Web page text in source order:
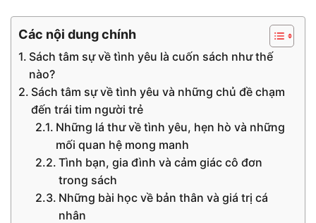
Các nội dung chính
Sách tâm sự về tình yêu là cuốn sách như thế
nào?
Sách tâm sự về tình yêu và những chủ đề chạm
đến trái tim người trẻ
Những lá thư về tình yêu, hẹn hò và những
mối quan hệ mong manh
Tình bạn, gia đình và cảm giác cô đơn
trong sách
Những bài học về bản thân và giá trị cá
nhân